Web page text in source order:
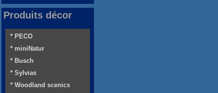
Produits décor
* PECO
* miniNatur
* Busch
* Sylvias
* Woodland scenics